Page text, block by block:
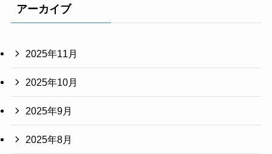
アーカイブ
2025年11月
2025年10月
2025年9月
2025年8月